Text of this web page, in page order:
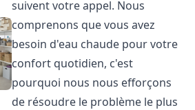
suivent votre appel. Nous
comprenons que vous avez
besoin d'eau chaude pour votre
confort quotidien, c'est
pourquoi nous nous efforçons
de résoudre le problème le plus